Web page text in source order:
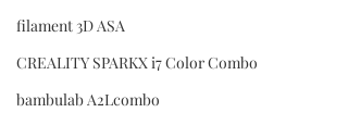
filament 3D ASA
CREALITY SPARKX i7 Color Combo
bambulab A2Lcombo